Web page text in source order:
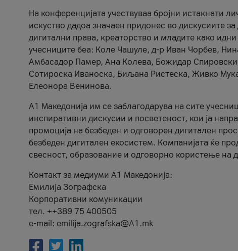
На конференцијата учествуваа бројни истакнати
искуство дадоа значаен придонес во дискусиите
дигитални права, креаторство и младите како
учесниците беа: Коле Чашуле, д-р Иван Чорбев,
Амбасадор Памер, Ана Колева, Божидар
Сотироска Иваноска, Биљана Ристеска, Живко
Елеонора Венинова.
А1 Македонија им се заблагодарува на сите
инспиративни дискусии и посветеност, кои ја
промоција на безбеден и одговорен дигитален
безбеден дигитален екосистем. Компанијата ќе
свесност, образование и одговорно користење на
Контакт за медиуми А1 Македонија:
Емилија Зографска
Корпоративни комуникации
тел. ++389 75 400505
e-mail: emilija.zografska@A1.mk